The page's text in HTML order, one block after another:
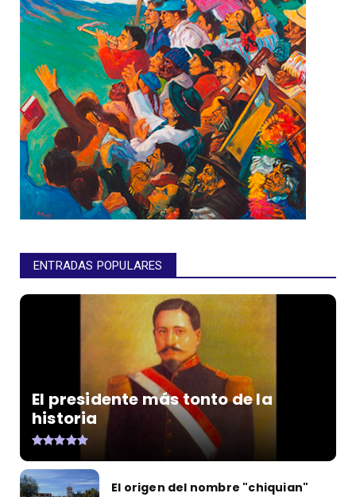
ENTRADAS POPULARES
El presidente más tonto de la
historia
El origen del nombre "chiquian"